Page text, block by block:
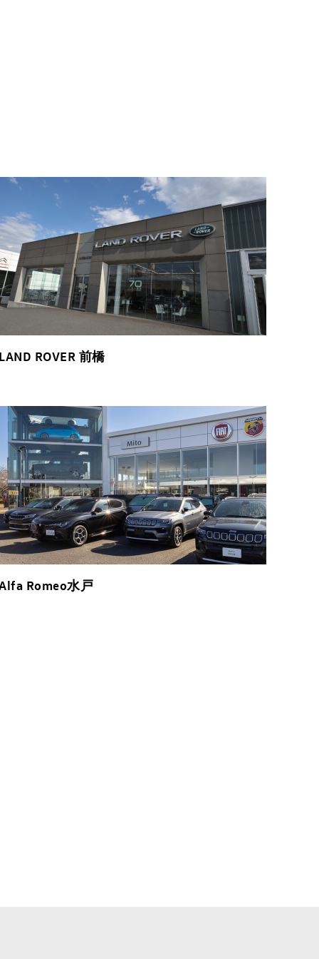
ROVER 前橋
Romeo水戸